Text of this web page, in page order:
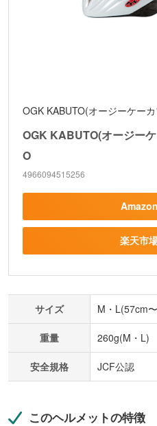
OGK KABUTO(オージーケー
OGK KABUTO(オージー
O
4966094515256
楽天市
サイズ M・L(57cm
重量 260g(M・L)
安全規格 JCF公認
このヘルメットの特徴